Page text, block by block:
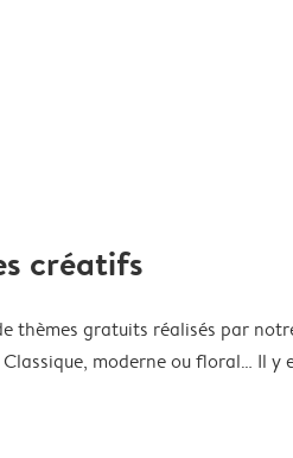
créatifs
thèmes gratuits réalisés par
moderne ou floral… Il y